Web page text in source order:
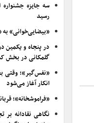
سه جایزه جشنواره
رسید
«بیضایی‌خوانی»
در پنجاه و یکمین
گلمکانی در بخش
«نفس‌گیر»؛ وقتی
انکار آغاز می‌شود
«فراموشخانه»؛
نگاهی نقادانه بر